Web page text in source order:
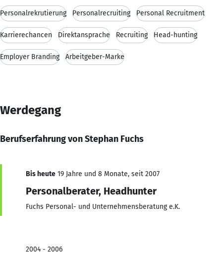
Personalrekrutierung Personalrecruiting Personal Recruitment
Karrierechancen Direktansprache Recruiting Head-hunting
Employer Branding Arbeitgeber-Marke
Werdegang
Berufserfahrung von Stephan Fuchs
Bis heute 19 Jahre und 8 Monate, seit 2007
Personalberater, Headhunter
Fuchs Personal- und Unternehmensberatung e.K.
2004 - 2006